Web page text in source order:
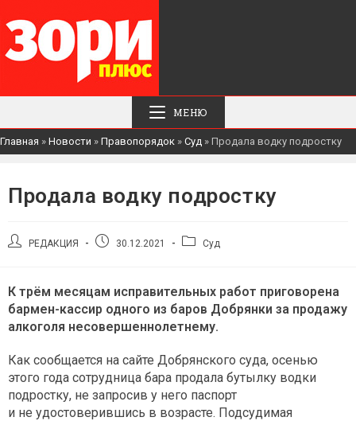
МЕНЮ
Главная » Новости » Правопорядок » Суд » Продала водку подростку
Продала водку подростку
АвторРЕДАКЦИЯ
Запись30.12.2021
Рубрика
Суд
К трём месяцам исправительных работ приговорена
бармен-кассир одного из баров Добрянки за продажу
алкоголя несовершеннолетнему.
Как сообщается на сайте Добрянского суда, осенью
этого года сотрудница бара продала бутылку водки
подростку, не запросив у него паспорт
и не удостоверившись в возрасте. Подсудимая